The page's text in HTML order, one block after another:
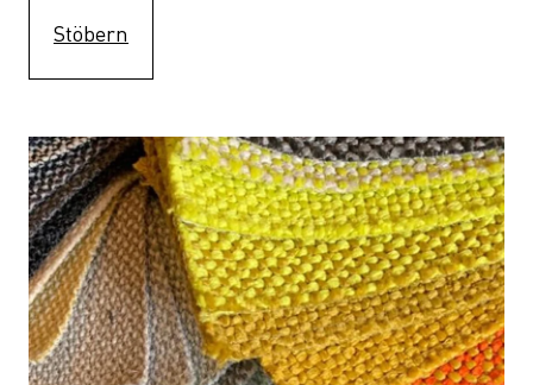
Stöbern